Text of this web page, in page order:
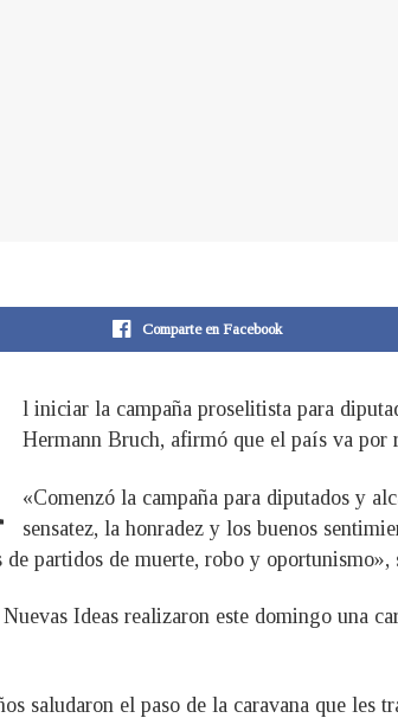
Comparte en Facebook
l iniciar la campaña proselitista para
Hermann Bruch, afirmó que el país va por
«Comenzó la campaña para diputados y
sensatez, la honradez y los buenos
de partidos de muerte, robo y oportunismo»,
Ideas realizaron este domingo una
saludaron el paso de la caravana que les